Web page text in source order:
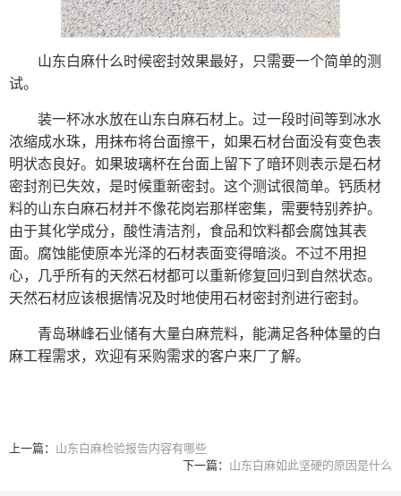
山东白麻什么时候密封效果最好，只需要一个简单的测
试。
装一杯冰水放在山东白麻石材上。过一段时间等到冰水
浓缩成水珠，用抹布将台面擦干，如果石材台面没有变色表
明状态良好。如果玻璃杯在台面上留下了暗环则表示是石材
密封剂已失效，是时候重新密封。这个测试很简单。钙质材
料的山东白麻石材并不像花岗岩那样密集，需要特别养护。
由于其化学成分，酸性清洁剂，食品和饮料都会腐蚀其表
面。腐蚀能使原本光泽的石材表面变得暗淡。不过不用担
心，几乎所有的天然石材都可以重新修复回归到自然状态。
天然石材应该根据情况及时地使用石材密封剂进行密封。
青岛琳峰石业储有大量白麻荒料，能满足各种体量的白
麻工程需求，欢迎有采购需求的客户来厂了解。
上一篇： 山东白麻检验报告内容有哪些
下一篇： 山东白麻如此坚硬的原因是什么